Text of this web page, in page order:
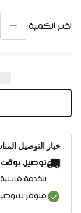
اختر الكمية:
خيار التوصيل
توصيل بوقت
الخدمة
متوفر